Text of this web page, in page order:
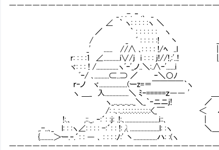
_ . .-. ‐ .､ _
∠ ｀ ヽ: : : : :ヽ ＼
／ ｀ : : : : : : ヽ
/ _ ﾞ : : : : :! 丶
_' ...... //∧ ､: : : : !/ﾍ ..l | | ｒ､ く
r: : : :1 ∠...........i∨/j i : : : j!//!,:'..! |_|
ヾ: : : ! /...............ヽﾞｰ'_ノ..＼:.∧ｰ'......i
ﾞｰ/ ､..........⊂..⊃ ／ ｰ＼○ﾉ
ｒ‐ノ ヾ...................(ーz=＝￣￣￣￣｀ヽ
ヽ ＿_ 入................＼ ﾐｰ=====ｚ―― ' ＿＿＿
ヽ_.._.._.._.._＼_｀‐ニニj! ／
/: :､:..:.:.:.:.:.:.:.:.:.:<_￣ ＜ ハメドリく
!:.､ ,::._. ‐:´: :j: .!:､.......................i::､ |
,.-..､_ l: : :ヽ∠: : : : -:´: : !:λ....................l: :ヽ ＼＿＿
{.........＞ー.‐.´: : ― ､ : : : :ﾉ:' 丶................ハ: :(ヽ